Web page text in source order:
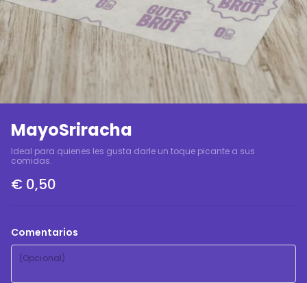
MayoSriracha
Ideal para quienes les gusta darle un toque picante a sus
comidas.
€ 0,50
Comentarios